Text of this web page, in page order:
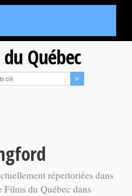
Québec
répertoriées dans
Films du Québec dans